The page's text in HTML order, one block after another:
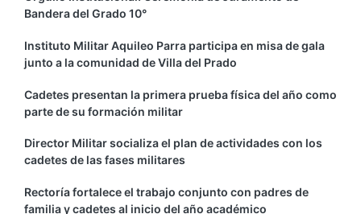
Bandera del Grado 10°
Instituto Militar Aquileo Parra participa en misa de gala
junto a la comunidad de Villa del Prado
Cadetes presentan la primera prueba física del año como
parte de su formación militar
Director Militar socializa el plan de actividades con los
cadetes de las fases militares
Rectoría fortalece el trabajo conjunto con padres de
familia y cadetes al inicio del año académico